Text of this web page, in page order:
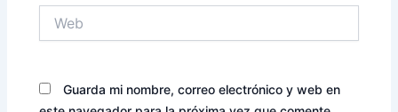
Guarda mi nombre, correo electrónico y web en